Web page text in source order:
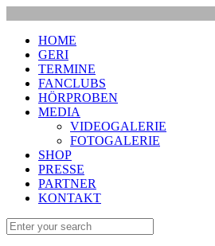
HOME
GERI
TERMINE
FANCLUBS
HÖRPROBEN
MEDIA
VIDEOGALERIE
FOTOGALERIE
SHOP
PRESSE
PARTNER
KONTAKT